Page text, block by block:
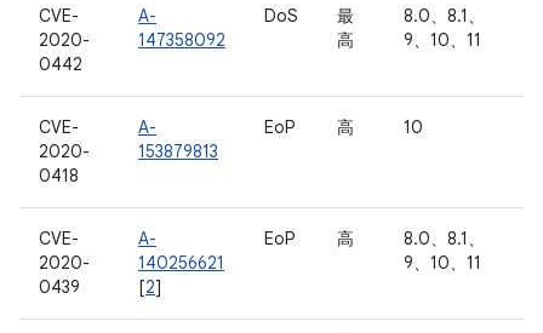
CVE-
2020-
0442
A-
147358092
DoS
最
高
8.0、8.1、
9、10、11
CVE-
2020-
0418
A-
153879813
EoP 高 10
CVE-
2020-
0439
A-
140256621
[2]
EoP 高
8.0、8.1、
9、10、11